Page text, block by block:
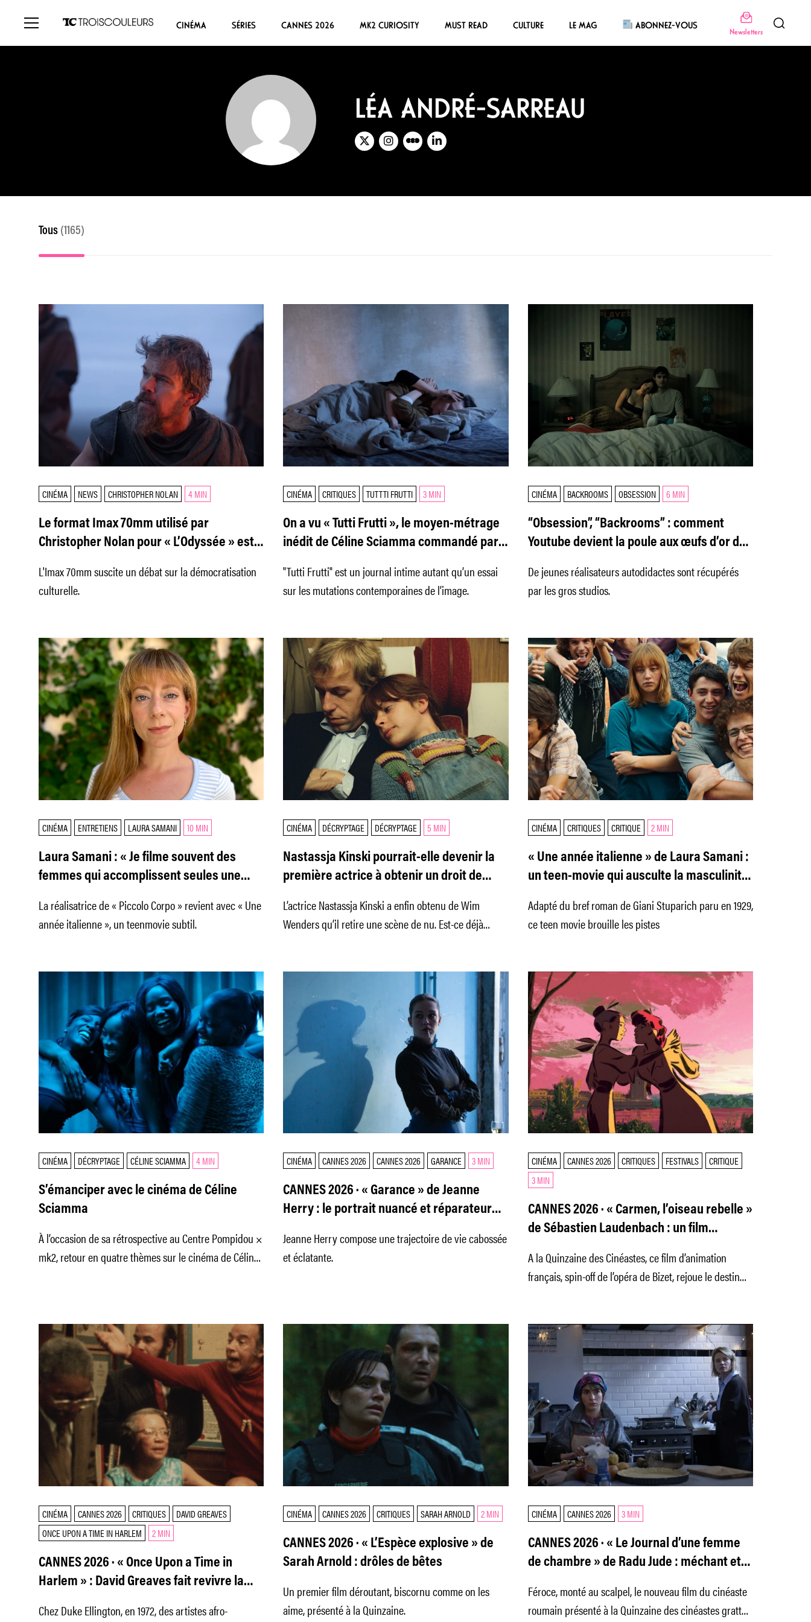
CINÉMA SÉRIES CANNES 2026 MK2 CURIOSITY MUST READ CULTURE LE MAG ABONNEZ-VOUS
Newsletters
LÉA ANDRÉ-SARREAU
Tous (1165)
CINÉMA NEWS CHRISTOPHER NOLAN 4 MIN
Le format Imax 70mm utilisé par
Christopher Nolan pour « L’Odyssée » est-
L'Imax 70mm suscite un débat sur la démocratisation
culturelle.
CINÉMA CRITIQUES TUTTTI FRUTTI 3 MIN
On a vu « Tutti Frutti », le moyen-métrage
inédit de Céline Sciamma commandé par
"Tutti Frutti" est un journal intime autant qu’un essai
sur les mutations contemporaines de l’image.
CINÉMA BACKROOMS OBSESSION 6 MIN
“Obsession”, “Backrooms” : comment
Youtube devient la poule aux œufs d’or des
De jeunes réalisateurs autodidactes sont récupérés
par les gros studios.
CINÉMA ENTRETIENS LAURA SAMANI 10 MIN
Laura Samani : « Je filme souvent des
femmes qui accomplissent seules une
La réalisatrice de « Piccolo Corpo » revient avec « Une
année italienne », un teenmovie subtil.
CINÉMA DÉCRYPTAGE DÉCRYPTAGE 5 MIN
Nastassja Kinski pourrait-elle devenir la
première actrice à obtenir un droit de
L’actrice Nastassja Kinski a enfin obtenu de Wim
Wenders qu’il retire une scène de nu. Est-ce déjà
CINÉMA CRITIQUES CRITIQUE 2 MIN
« Une année italienne » de Laura Samani :
un teen-movie qui ausculte la masculinité
Adapté du bref roman de Giani Stuparich paru en 1929,
ce teen movie brouille les pistes
CINÉMA DÉCRYPTAGE CÉLINE SCIAMMA 4 MIN
S’émanciper avec le cinéma de Céline
Sciamma
À l’occasion de sa rétrospective au Centre Pompidou ×
mk2, retour en quatre thèmes sur le cinéma de Céline
CINÉMA CANNES 2026 CANNES 2026 GARANCE 3 MIN
CANNES 2026 · « Garance » de Jeanne
Herry : le portrait nuancé et réparateur
Jeanne Herry compose une trajectoire de vie cabossée
et éclatante.
CINÉMA CANNES 2026 CRITIQUES FESTIVALS
CRITIQUE
3 MIN
CANNES 2026 · « Carmen, l’oiseau rebelle »
de Sébastien Laudenbach : un film
l’opéra de Bizet
A la Quinzaine des Cinéastes, ce film d’animation
français, spin-off de l’opéra de Bizet, rejoue le destin
CINÉMA CANNES 2026 CRITIQUES
DAVID GREAVES
ONCE UPON A TIME IN HARLEM
2 MIN
CANNES 2026 · « Once Upon a Time in
Harlem » : David Greaves fait revivre la
Chez Duke Ellington, en 1972, des artistes afro-
CINÉMA CANNES 2026 CRITIQUES SARAH ARNOLD 2 MIN
CANNES 2026 · « L’Espèce explosive » de
Sarah Arnold : drôles de bêtes
Un premier film déroutant, biscornu comme on les
aime, présenté à la Quinzaine.
CINÉMA CANNES 2026 3 MIN
CANNES 2026 · « Le Journal d’une femme
de chambre » de Radu Jude : méchant et
Féroce, monté au scalpel, le nouveau film du cinéaste
roumain présenté à la Quinzaine des cinéastes gratte